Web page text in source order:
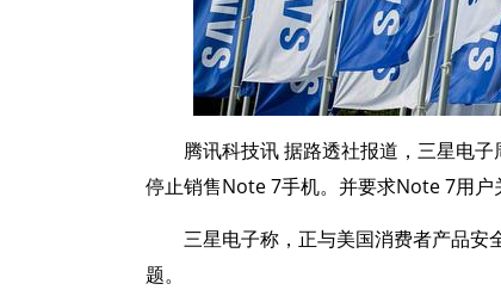
腾讯科技讯 据路透社报道，三星电
停止销售Note 7手机。并要求Note 7用户
三星电子称，正与美国消费者产品安
题。